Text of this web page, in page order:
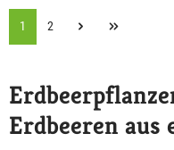
1 2
Erdbeeren aus